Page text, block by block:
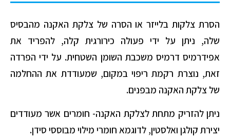
הסרת צלקות בלייזר או הסרה של צלקת האקנה מהבסיס
שלה, ניתן על ידי פעולה כירורגית קלה, להפריד את
אפידרמיס דרמיס משכבת השומן השטחית. על ידי הפרדה
זאת, נוצרת רקמת ריפוי במקום, שמעודדת את ההחלמה
של צלקת האקנה מבפנים.
ניתן להזריק מתחת לצלקת האקנה- חומרים אשר מעודדים
יצירת קולגן ואלסטין, לדוגמא חומרי מילוי מבוססי סידן.